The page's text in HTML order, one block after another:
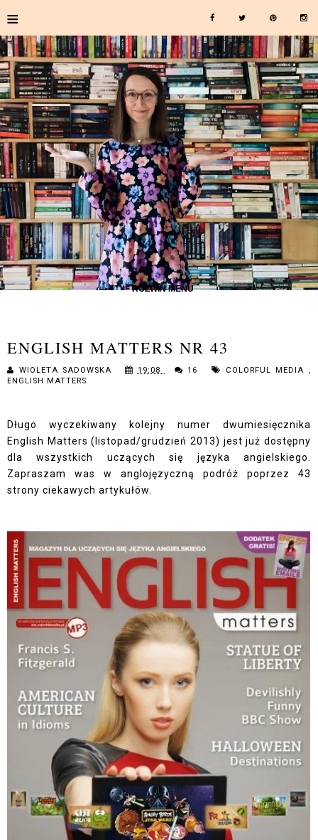
≡
≡ ROZWIŃ MENU
ENGLISH MATTERS NR 43
WIOLETA SADOWSKA 19:08 16 COLORFUL MEDIA,
ENGLISH MATTERS
Długo wyczekiwany kolejny numer dwumiesięcznika
English Matters (listopad/grudzień 2013) jest już dostępny
dla wszystkich uczących się języka angielskiego.
Zapraszam was w anglojęzyczną podróż poprzez 43
strony ciekawych artykułów.